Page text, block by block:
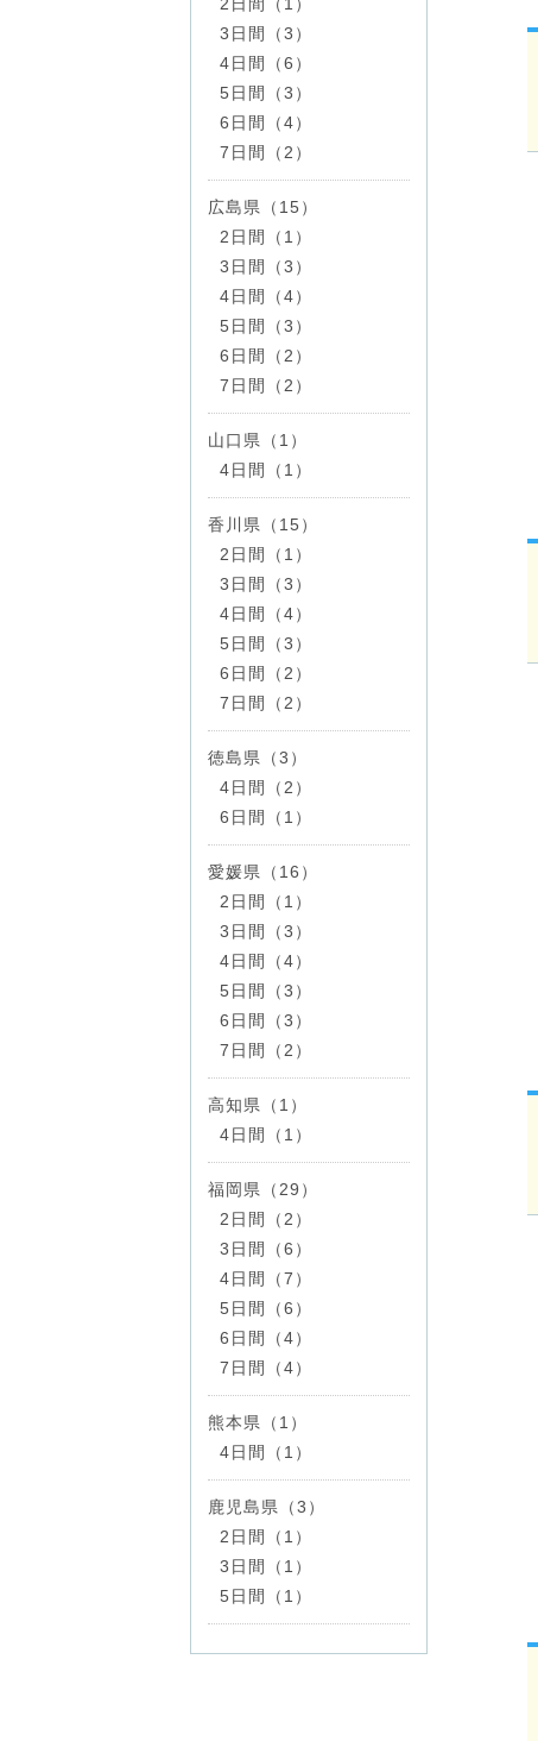
3日間（3）
4日間（6）
5日間（3）
6日間（4）
7日間（2）
広島県（15）
2日間（1）
3日間（3）
4日間（4）
5日間（3）
6日間（2）
7日間（2）
山口県（1）
4日間（1）
香川県（15）
2日間（1）
3日間（3）
4日間（4）
5日間（3）
6日間（2）
7日間（2）
徳島県（3）
4日間（2）
6日間（1）
愛媛県（16）
2日間（1）
3日間（3）
4日間（4）
5日間（3）
6日間（3）
7日間（2）
高知県（1）
4日間（1）
福岡県（29）
2日間（2）
3日間（6）
4日間（7）
5日間（6）
6日間（4）
7日間（4）
熊本県（1）
4日間（1）
鹿児島県（3）
2日間（1）
3日間（1）
5日間（1）